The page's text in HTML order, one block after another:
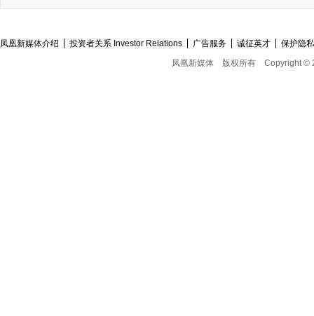
凤凰新媒体介绍 投资者关系 Investor Relations 广告服务 诚征英才
保护隐
凤凰新媒体
版权所有 Copyright ©